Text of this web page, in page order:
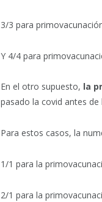
3/3 para
Y 4/4 para
En el otro supuesto, la
pasado la covid antes de
Para estos casos, la
1/1 para la
2/1 para la